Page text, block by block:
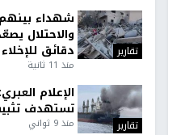
تقارير
شهداء
والاحتلال
دقائق للإخلاء
منذ 11 ثانية
تقارير
الإعلام
تستهدف
منذ 9 ثواني